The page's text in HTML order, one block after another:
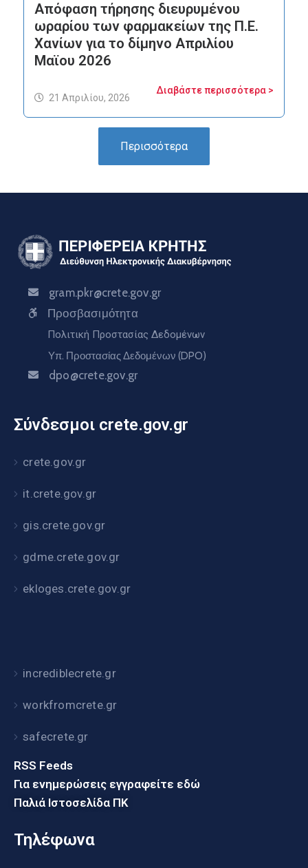
Απόφαση τήρησης διευρυμένου
ωραρίου των φαρμακείων της Π.Ε.
Χανίων για το δίμηνο Απριλίου
Μαϊου 2026
Διαβάστε περισσότερα >
21 Απριλίου, 2026
Περισσότερα
gram.pkr@crete.gov.gr
Προσβασιμότητα
Πολιτική Προστασίας Δεδομένων
Υπ. Προστασίας Δεδομένων (DPO)
dpo@crete.gov.gr
Σύνδεσμοι crete.gov.gr
crete.gov.gr
it.crete.gov.gr
gis.crete.gov.gr
gdme.crete.gov.gr
ekloges.crete.gov.gr
incrediblecrete.gr
workfromcrete.gr
safecrete.gr
RSS Feeds
Για ενημερώσεις εγγραφείτε εδώ
Παλιά Ιστοσελίδα ΠΚ
Τηλέφωνα